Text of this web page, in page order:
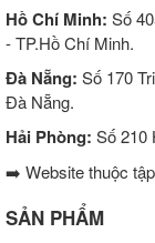
Hồ Chí Minh: Số
- TP.Hồ Chí Minh.
Đà Nẵng: Số 170
Đà Nẵng.
Hải Phòng: Số 210
➡️ Website thuộc
SẢN PHẨM